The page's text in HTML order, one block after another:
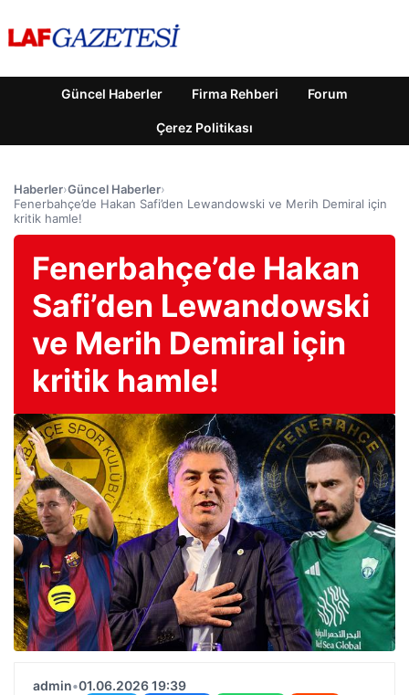
Güncel Haberler Firma Rehberi Forum
Çerez Politikası
Haberler›Güncel Haberler›
Fenerbahçe’de Hakan Safi’den Lewandowski ve Merih Demiral için
kritik hamle!
Fenerbahçe’de Hakan
Safi’den Lewandowski
ve Merih Demiral için
kritik hamle!
admin•01.06.2026 19:39